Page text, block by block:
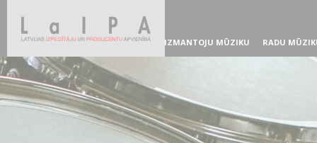
IZMANTOJU MŪZIKU RADU